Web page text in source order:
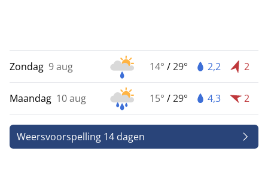
Zondag 9 aug 14° /29° 2,2 2
Maandag 10 aug 15° /29° 4,3 2
Weersvoorspelling 14 dagen